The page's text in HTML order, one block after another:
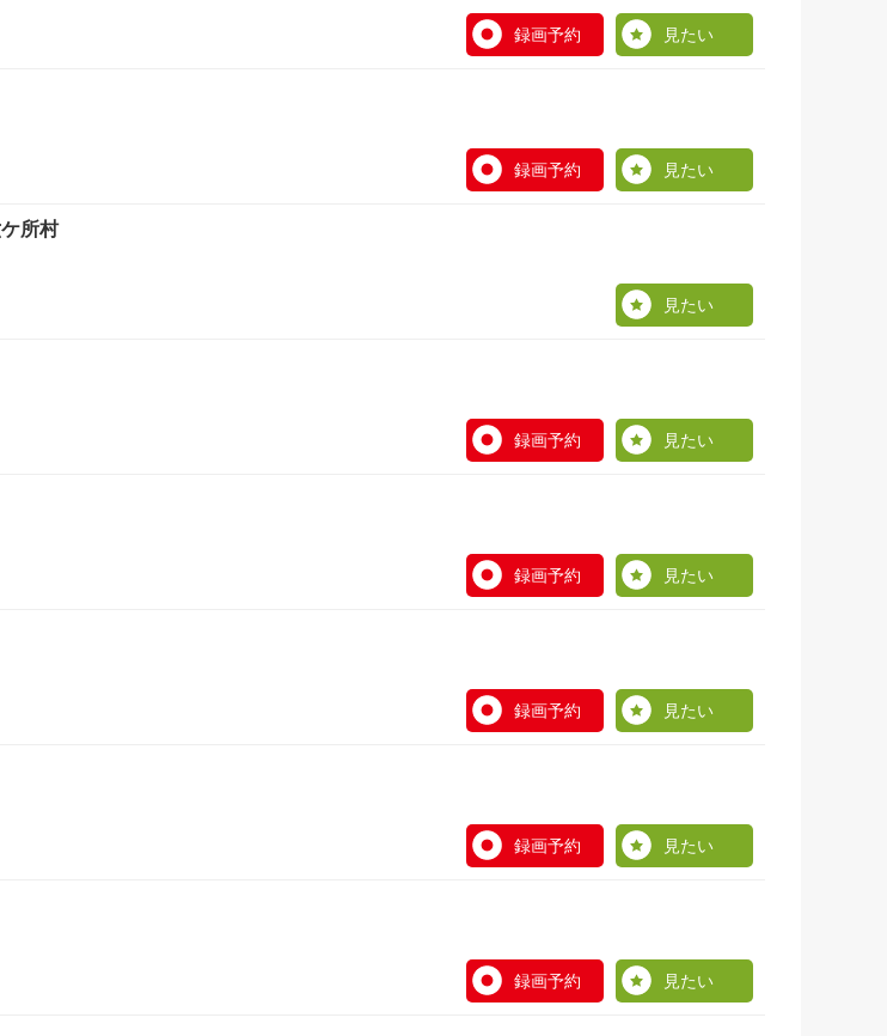
録画予約 見たい
録画予約 見たい
所村
見たい
録画予約 見たい
録画予約 見たい
録画予約 見たい
録画予約 見たい
録画予約 見たい